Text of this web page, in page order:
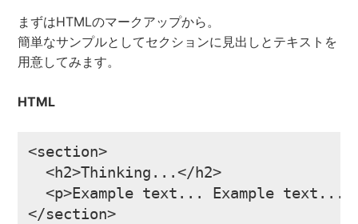
まずはHTMLのマークアップから。
簡単なサンプルとしてセクションに見出しとテキストを
用意してみます。
HTML
<section>
  <h2>Thinking...</h2>
<p>Example text... Example text...
</section>